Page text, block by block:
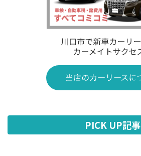
PICK UP記事